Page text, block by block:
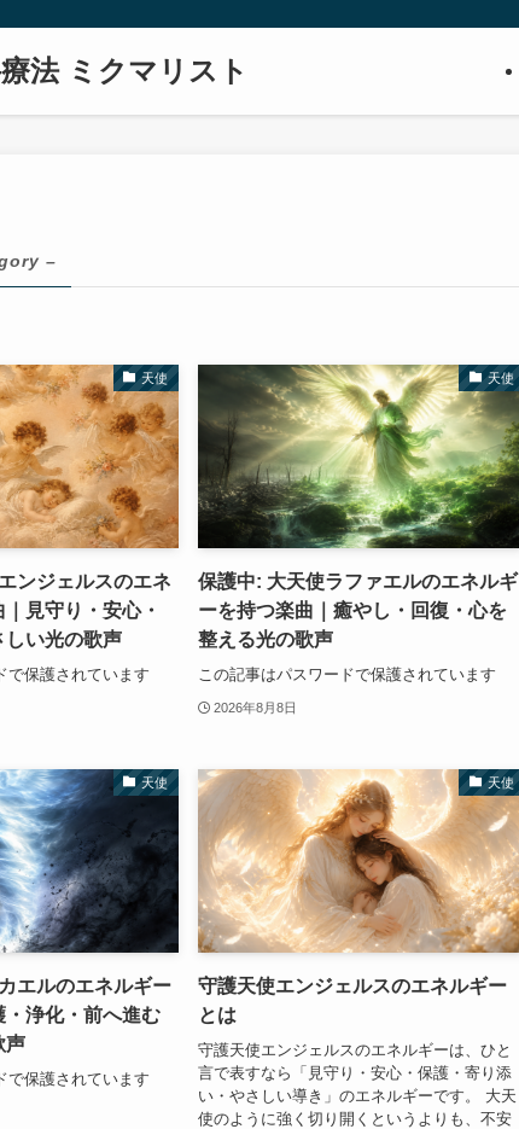
法 ミクマリスト
–
天使
ンジェルスのエネ
見守り・安心・
しい光の歌声
で保護されています
天使
保護中: 大天使ラファエルのエネルギ
ーを持つ楽曲｜癒やし・回復・心を
整える光の歌声
この記事はパスワードで保護されています
2026年8月8日
天使
エルのエネルギー
浄化・前へ進む
声
で保護されています
天使
守護天使エンジェルスのエネルギー
とは
守護天使エンジェルスのエネルギーは、ひと
言で表すなら「見守り・安心・保護・寄り添
い・やさしい導き」のエネルギーです。 大天
使のように強く切り開くというよりも、不安